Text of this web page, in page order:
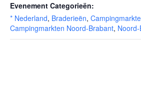
Evenement Categorieën:
* Nederland, Braderieën,
Campingmarkten Noord-Brabant,